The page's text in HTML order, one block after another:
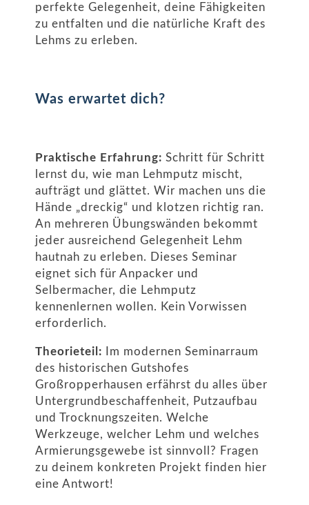
perfekte Gelegenheit, deine Fähigkeiten
zu entfalten und die natürliche Kraft des
Lehms zu erleben.
Was erwartet dich?
Praktische Erfahrung: Schritt für Schritt
lernst du, wie man Lehmputz mischt,
aufträgt und glättet. Wir machen uns die
Hände „dreckig“ und klotzen richtig ran.
An mehreren Übungswänden bekommt
jeder ausreichend Gelegenheit Lehm
hautnah zu erleben. Dieses Seminar
eignet sich für Anpacker und
Selbermacher, die Lehmputz
kennenlernen wollen. Kein Vorwissen
erforderlich.
Theorieteil: Im modernen Seminarraum
des historischen Gutshofes
Großropperhausen erfährst du alles über
Untergrundbeschaffenheit, Putzaufbau
und Trocknungszeiten. Welche
Werkzeuge, welcher Lehm und welches
Armierungsgewebe ist sinnvoll? Fragen
zu deinem konkreten Projekt finden hier
eine Antwort!